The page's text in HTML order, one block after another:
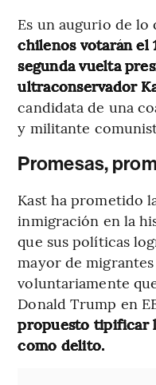
Es un augurio de lo
chilenos votarán el
segunda vuelta
ultraconservador
candidata de una
y militante
Promesas,
Kast ha prometido
inmigración en la
que sus políticas
mayor de
voluntariamente
Donald Trump en
propuesto tipificar
como delito.